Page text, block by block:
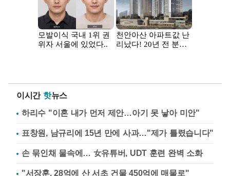
이시간 핫뉴스
하리수 "이혼 내가 먼저 제안…아기 못 낳아 미안"
표창원, 남규리에 15년 만에 사과…"제가 틀렸습니다"
손 묶인채 물속에… 女유튜버, UDT 훈련 완벽 소화
"서장훈, 28억에 산 서초 건물 450억에 매물로"